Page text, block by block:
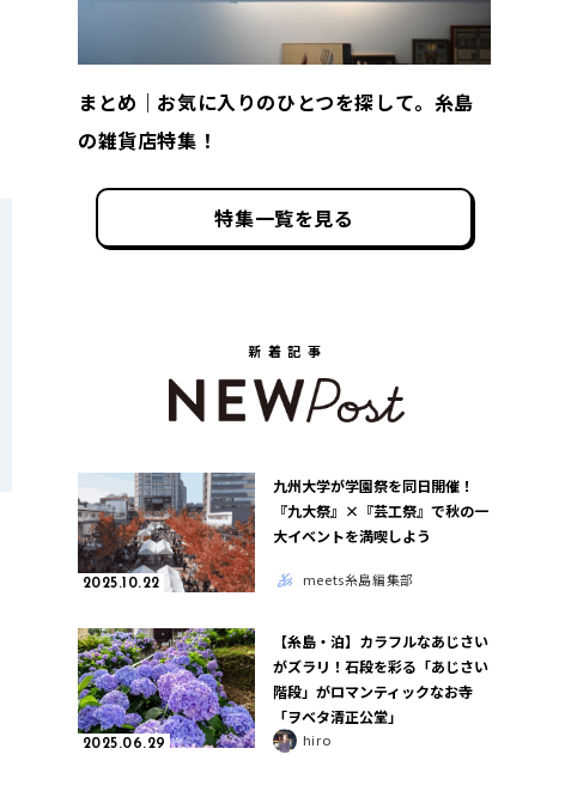
まとめ｜お気に入りのひとつを探して。糸島
の雑貨店特集！
特集一覧を見る
新着記事
2025.10.22
九州大学が学園祭を同日開催！
『九大祭』×『芸工祭』で秋の一
大イベントを満喫しよう
meets糸島編集部
2025.06.29
【糸島・泊】カラフルなあじさい
がズラリ！石段を彩る「あじさい
階段」がロマンティックなお寺
「ヲベタ清正公堂」
hiro